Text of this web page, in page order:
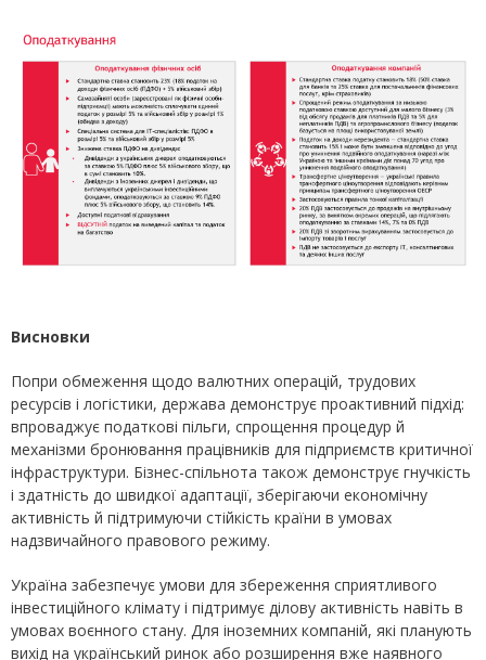
Висновки
Попри обмеження щодо валютних операцій, трудових
ресурсів і логістики, держава демонструє проактивний підхід:
впроваджує податкові пільги, спрощення процедур й
механізми бронювання працівників для підприємств критичної
інфраструктури. Бізнес-спільнота також демонструє гнучкість
і здатність до швидкої адаптації, зберігаючи економічну
активність й підтримуючи стійкість країни в умовах
надзвичайного правового режиму.
Україна забезпечує умови для збереження сприятливого
інвестиційного клімату і підтримує ділову активність навіть в
умовах воєнного стану. Для іноземних компаній, які планують
вихід на український ринок або розширення вже наявного